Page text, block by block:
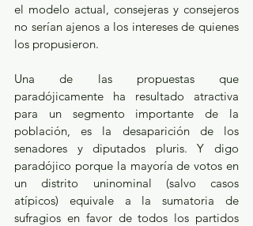
el modelo actual, consejeras y consejeros
no serían ajenos a los intereses de quienes
los propusieron.
Una de las propuestas que
paradójicamente ha resultado atractiva
para un segmento importante de la
población, es la desaparición de los
senadores y diputados pluris. Y digo
paradójico porque la mayoría de votos en
un distrito uninominal (salvo casos
atípicos) equivale a la sumatoria de
sufragios en favor de todos los partidos